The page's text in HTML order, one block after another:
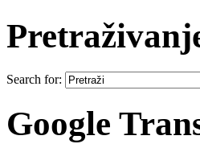
Search for:
Google